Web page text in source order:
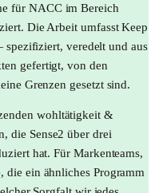
für NACC im Bereich
Die Arbeit umfasst Keep
veredelt und aus
gefertigt, von den
Grenzen gesetzt sind.
wohltätigkeit &
die Sense2 über drei
hat. Für Markenteams,
die ein ähnliches Programm